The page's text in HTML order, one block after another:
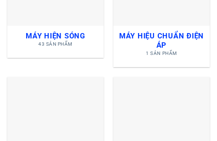
MÁY HIỆN SÓNG
43 SẢN PHẨM
MÁY HIỆU CHUẨN ĐIỆN
ÁP
1 SẢN PHẨM